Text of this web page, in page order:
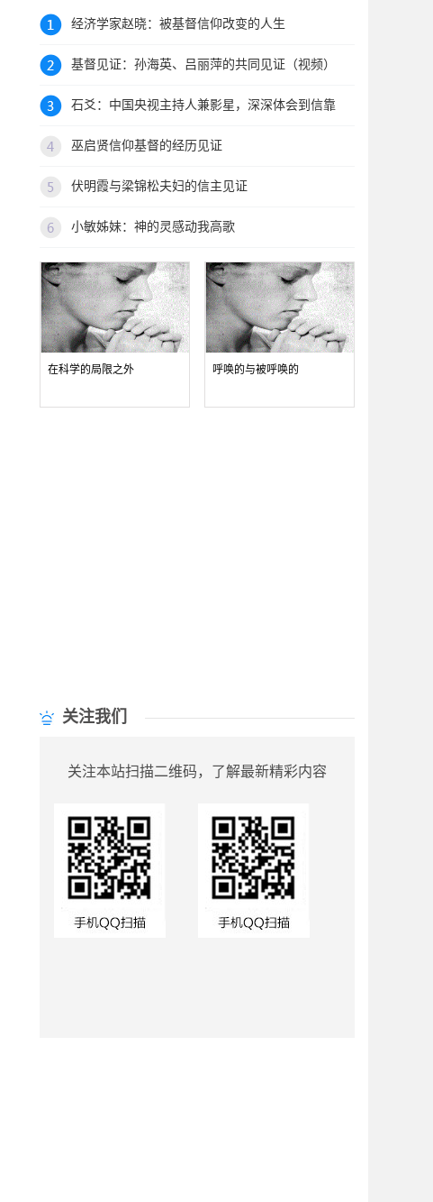
经济学家赵晓：被基督信仰改变的人生
基督见证：孙海英、吕丽萍的共同见证（视频）
石爻：中国央视主持人兼影星，深深体会到信靠
巫启贤信仰基督的经历见证
伏明霞与梁锦松夫妇的信主见证
小敏姊妹：神的灵感动我高歌
在科学的局限之外 呼唤的与被呼唤的
关注我们
关注本站扫描二维码，了解最新精彩内容